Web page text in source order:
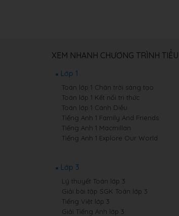
XEM NHANH CHƯƠNG TRÌNH
Lớp 1
Toán lớp 1 Chân trời sáng tạo
Toán lớp 1 Kết nối tri thức
Toán lớp 1 Cánh Diều
Tiếng Anh 1 Family And Friends
Tiếng Anh 1 Macmillan
Tiếng Anh 1 Explore Our World
Lớp 3
Lý thuyết Toán lớp 3
Giải bài tập SGK Toán lớp 3
Tiếng Việt lớp 3
Giải Tiếng Anh lớp 3